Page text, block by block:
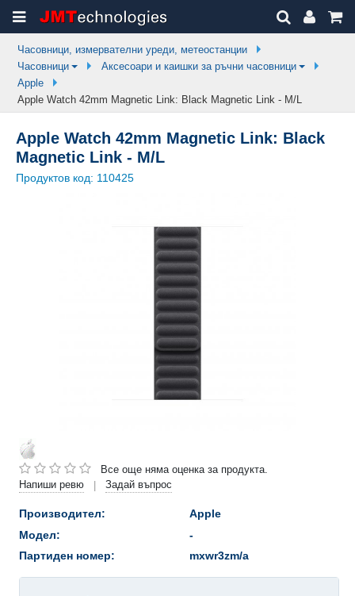
Часовници, измервателни уреди, метеостанции
Часовници
Аксесоари и каишки за ръчни часовници
Apple
Apple Watch 42mm Magnetic Link: Black Magnetic Link - M/L
Apple Watch 42mm Magnetic Link: Black
Magnetic Link - M/L
Продуктов код: 110425
Все още няма оценка за продукта.
Напиши ревю
| Задай въпрос
Производител:
Apple
Модел:
-
Партиден номер:
mxwr3zm/a